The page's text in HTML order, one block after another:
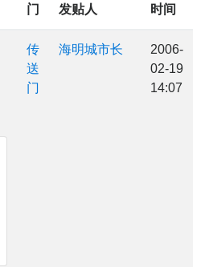
门
发贴人
时间
传
送
门
海明城市长
2006-
02-19
14:07